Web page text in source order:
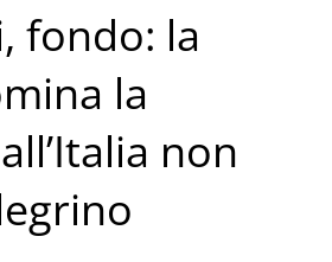
fondo: la
la
non